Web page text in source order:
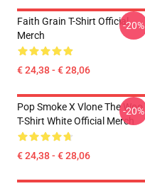
Faith Grain T-Shirt Official
Merch
€ 24,38 - € 28,06
-20%
Pop Smoke X Vlone The Woo
T-Shirt White Official Merch
€ 24,38 - € 28,06
-20%